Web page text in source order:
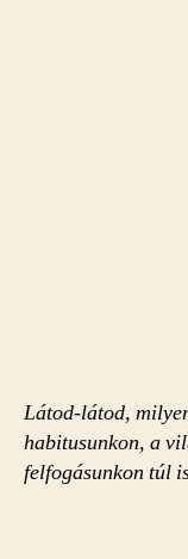
Látod-látod,
habitusunkon, a
felfogásunkon túl